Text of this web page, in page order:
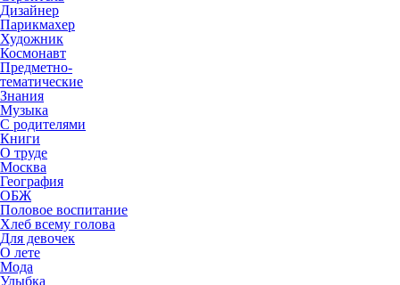
Дизайнер
Парикмахер
Художник
Космонавт
Предметно-
тематические
Знания
Музыка
С родителями
Книги
О труде
Москва
География
ОБЖ
Половое воспитание
Хлеб всему голова
Для девочек
О лете
Мода
Улыбка